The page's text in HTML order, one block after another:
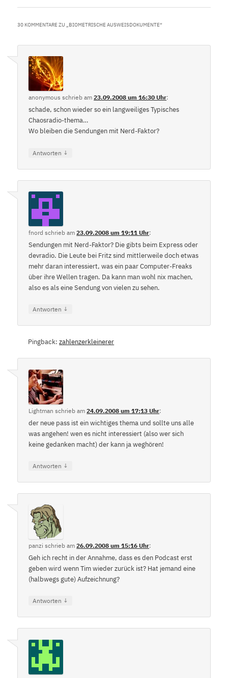
30 KOMMENTARE ZU „BIOMETRISCHE AUSWEISDOKUMENTE“
anonymous schrieb am23.09.2008 um 16:30 Uhr:
schade, schon wieder so ein langweiliges Typisches
Chaosradio-thema…
Wo bleiben die Sendungen mit Nerd-Faktor?
Antworten ↓
fnord schrieb am23.09.2008 um 19:11 Uhr:
Sendungen mit Nerd-Faktor? Die gibts beim Express oder
devradio. Die Leute bei Fritz sind mittlerweile doch etwas
mehr daran interessiert, was ein paar Computer-Freaks
über ihre Wellen tragen. Da kann man wohl nix machen,
also es als eine Sendung von vielen zu sehen.
Antworten ↓
Pingback:zahlenzerkleinerer
Lightman schrieb am24.09.2008 um 17:13 Uhr:
der neue pass ist ein wichtiges thema und sollte uns alle
was angehen! wen es nicht interessiert (also wer sich
keine gedanken macht) der kann ja weghören!
Antworten ↓
panzi schrieb am26.09.2008 um 15:16 Uhr:
Geh ich recht in der Annahme, dass es den Podcast erst
geben wird wenn Tim wieder zurück ist? Hat jemand eine
(halbwegs gute) Aufzeichnung?
Antworten ↓